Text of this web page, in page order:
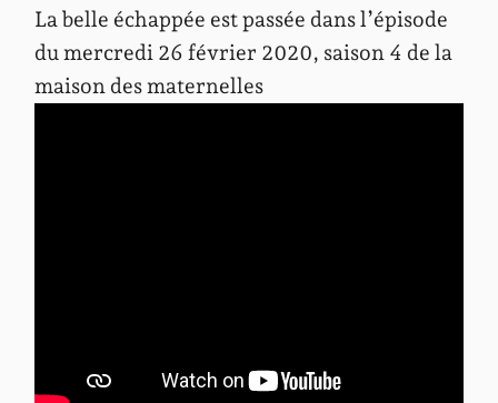
La belle échappée est passée dans l’épisode
du mercredi 26 février 2020, saison 4 de la
maison des maternelles